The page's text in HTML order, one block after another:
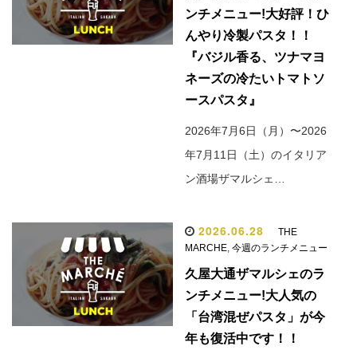
ンチメニュー!大好評！ひ
んやり冷製パスタ！！
『バジル香る、ツナマヨ
ネーズの冷たいトマトソ
ースパスタ』
2026年7月6日（月）〜2026
年7月11日（土）のイタリア
ン酒場ザマルシェ…
2026.06.28
THE
MARCHE, 今週のランチメニュー
久屋大通ザマルシェのラ
ンチメニュー!大人気の
「台湾混ぜパスタ」が今
年も復活中です！！